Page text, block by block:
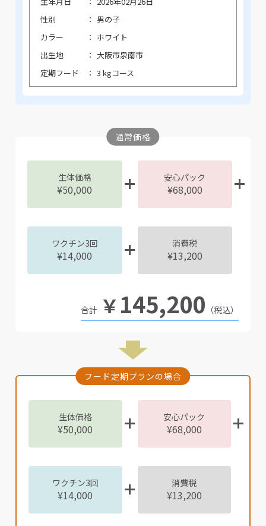
性別
男の子
カラー
ホワイト
出生地
大阪市泉南市
定期フード
3 kgコース
通常価格
生体価格
¥50,000
安心パック
¥68,000
ワクチン3回
¥14,000
消費税
¥13,200
￥145,200 （税込）
フード定期プランの場合
生体価格
¥50,000
安心パック
¥68,000
ワクチン3回
¥14,000
消費税
¥13,200